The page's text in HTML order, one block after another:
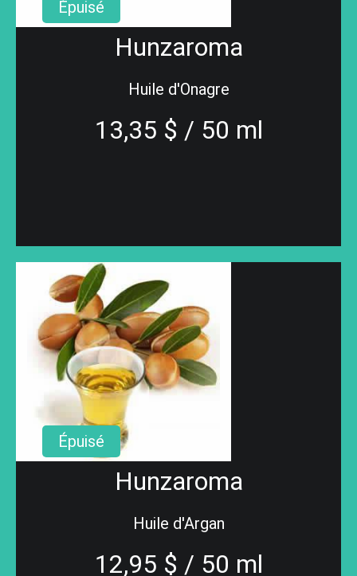
Épuisé
Hunzaroma
Huile d'Onagre
13,35 $ / 50 ml
Épuisé
Hunzaroma
Huile d'Argan
12,95 $ / 50 ml